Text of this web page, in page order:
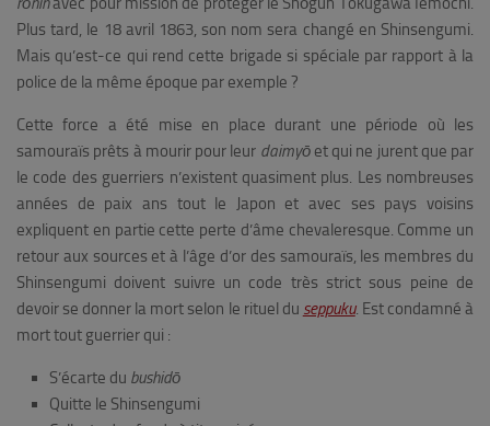
Plus tard, le 18 avril 1863, son nom sera changé en Shinsengumi.
Mais qu’est-ce qui rend cette brigade si spéciale par rapport à la
police de la même époque par exemple ?
Cette force a été mise en place durant une période où les
samouraïs prêts à mourir pour leur daimyōet qui ne jurent que par
le code des guerriers n’existent quasiment plus. Les nombreuses
années de paix ans tout le Japon et avec ses pays voisins
expliquent en partie cette perte d’âme chevaleresque. Comme un
retour aux sources et à l’âge d’or des samouraïs, les membres du
Shinsengumi doivent suivre un code très strict sous peine de
devoir se donner la mort selon le rituel du seppuku. Est condamné à
mort tout guerrier qui :
S’écarte du bushidō
Quitte le Shinsengumi